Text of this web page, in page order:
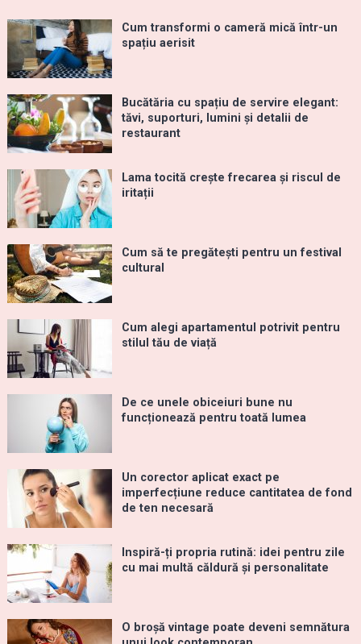
Cum transformi o cameră mică într-un
spațiu aerisit
Bucătăria cu spațiu de servire elegant:
tăvi, suporturi, lumini și detalii de
restaurant
Lama tocită crește frecarea și riscul de
iritații
Cum să te pregătești pentru un festival
cultural
Cum alegi apartamentul potrivit pentru
stilul tău de viață
De ce unele obiceiuri bune nu
funcționează pentru toată lumea
Un corector aplicat exact pe
imperfecțiune reduce cantitatea de fond
de ten necesară
Inspiră-ți propria rutină: idei pentru zile
cu mai multă căldură și personalitate
O broșă vintage poate deveni semnătura